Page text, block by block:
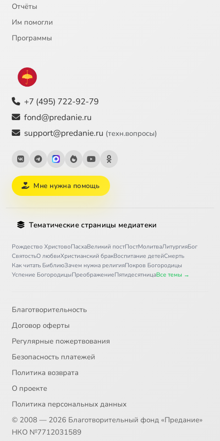
26 Pars altera - 26. Quam insolita luce
28 Pars altera - 28. Ite decreto aeterno
Отчёты
Им помогли
Программы
+7 (495) 722-92-79
fond@predanie.ru
support@predanie.ru (техн.вопросы)
Мне нужна помощь
Тематические страницы медиатеки
Рождество ХристовоПасхаВеликий постПостМолитваЛитургияБог
СвятостьО любвиХристианский бракВоспитание детейСмерть
Как читать БиблиюЗачем нужна религияПокров Богородицы
Успение БогородицыПреображениеПятидесятницаВсе темы →
Благотворительность
Договор оферты
Регулярные пожертвования
Безопасность платежей
Политика возврата
О проекте
Политика персональных данных
© 2008 — 2026 Благотворительный фонд «Предание»
НКО №7712031589